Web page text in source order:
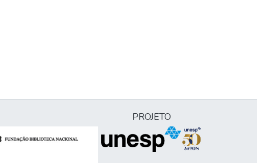
PROJETO